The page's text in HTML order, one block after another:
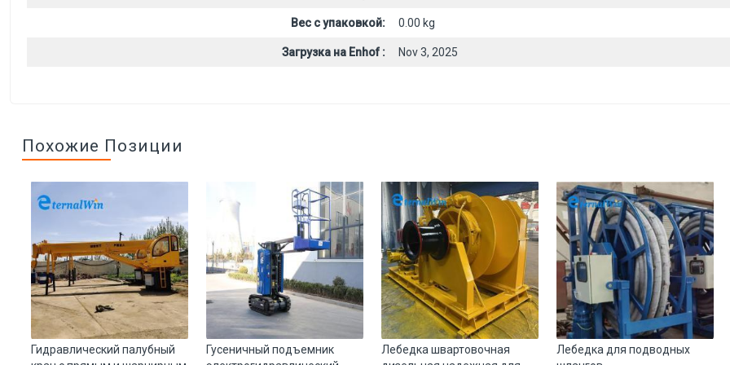
Вес с упаковкой: 0.00 kg
Загрузка на Enhof : Nov 3, 2025
Похожие Позиции
Гидравлический палубный
Гусеничный подъемник
Лебедка швартовочная
Лебедка для подводных